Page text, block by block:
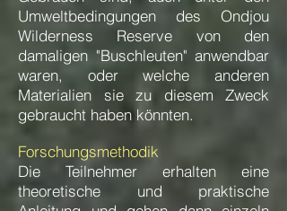
Umweltbedingungen des Ondjou
Wilderness Reserve von den
damaligen "Buschleuten" anwendbar
waren, oder welche anderen
Materialien sie zu diesem Zweck
gebraucht haben könnten.
Forschungsmethodik
Die Teilnehmer erhalten eine
theoretische und praktische